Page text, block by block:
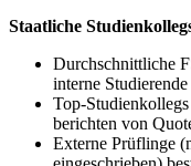
Staatliche
Durchschnittliche
interne Studierende
Top-
berichten von
Externe Prüflinge